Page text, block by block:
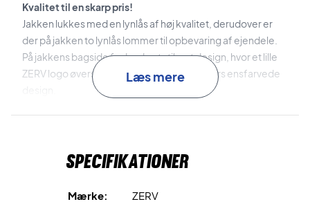
Kvalitet til en skarp pris!
Jakken lukkes med en lynlås af høj kvalitet, derudover er
der på jakken to lynlås lommer til opbevaring af ejendele.
På jakkens bagside finder du et stilrent design, hvor et lille
ZERV logo øverst på ryggen, bryder det ellers ensfarvede
høj kvalitet, stilrent design og lækre materialer - Designet
Læs mere
Specifikationer
Mærke:
ZERV